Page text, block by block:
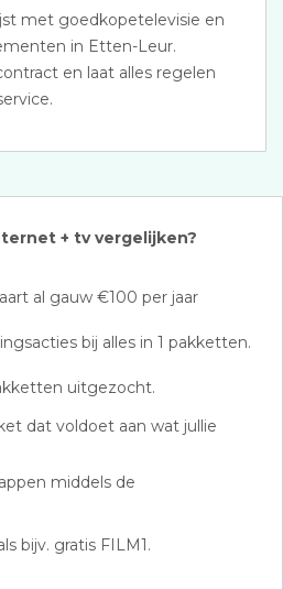
met goedkopetelevisie en
in Etten-Leur.
en laat alles regelen
+ tv vergelijken?
al gauw €100 per jaar
bij alles in 1 pakketten.
uitgezocht.
dat voldoet aan wat jullie
middels de
bijv. gratis FILM1.